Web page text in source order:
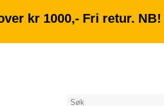
kr 1000,- Fri retur.